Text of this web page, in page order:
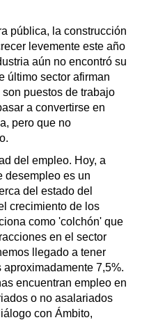
pública, la construcción
levemente este año
aún no encontró su
último sector afirman
puestos de trabajo
a convertirse en
pero que no
del empleo. Hoy, a
desempleo es un
del estado del
crecimiento de los
como 'colchón' que
en el sector
llegado a tener
7,5%.
encuentran empleo en
o no asalariados
con Ámbito,